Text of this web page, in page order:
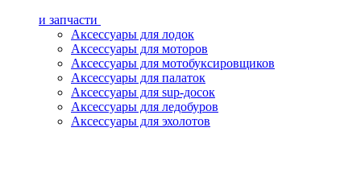
и запчасти
Аксессуары для лодок
Аксессуары для моторов
Аксессуары для мотобуксировщиков
Аксессуары для палаток
Аксессуары для sup-досок
Аксессуары для ледобуров
Аксессуары для эхолотов